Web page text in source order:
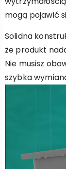
mogą pojawić
Solidna
że produkt
Nie musisz
szybka